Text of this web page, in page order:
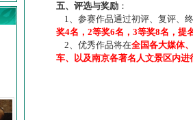
五、评选与奖励 ：
1、参赛作品通过初评、复评、
奖4名，2等奖6名，3等奖8名，提
2、优秀作品将在全国各大媒体
车、以及南京各著名人文景区内进